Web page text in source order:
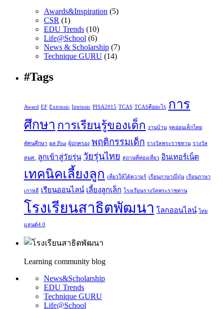
Awards&Inspiration (5)
CSR (1)
EDU Trends (10)
Life@School (6)
News & Scholarship (7)
Technique GURU (14)
#Tags
Award EF Extrinsic Intrinsic PISA2015 TCAS TCASคืออะไร การ
ศึกษา การเรียนรู้ของเด็ก งานบ้าน จุดอ่อนเด็กไทย
ทัศนศึกษา ผล Pisa ผู้ปกครอง พฤติกรรมเด็ก รางวัลพระราชทาน รางวัล
สมศ. ลูกเข้าสู่วัยรุ่น วัยรุ่นไทย สถานที่ท่องเที่ยว อินเทอร์เน็ต
เทคนิคเลี้ยงลูก เที่ยวให้ได้ความรู้ เรียนภาษาญี่ปุ่น เรียนภาษา
เกาหลี เรียนออนไลน์ เลี้ยงลูกเล็ก โรงเรียนรางวัลพระราชทาน
โรงเรียนสาธิตพัฒนา โลกออนไลน์ ไทย
แลนด์4.0
Learning community blog
News&Scholarship
EDU Trends
Technique GURU
Life@School